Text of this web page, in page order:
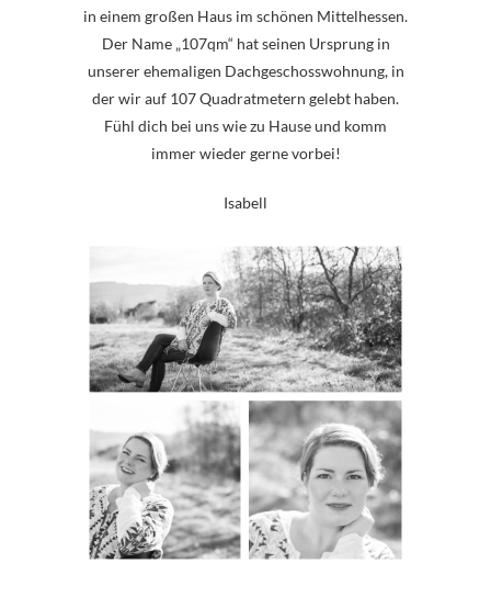
in einem großen Haus im schönen Mittelhessen.
Der Name „107qm“ hat seinen Ursprung in
unserer ehemaligen Dachgeschosswohnung, in
der wir auf 107 Quadratmetern gelebt haben.
Fühl dich bei uns wie zu Hause und komm
immer wieder gerne vorbei!
Isabell